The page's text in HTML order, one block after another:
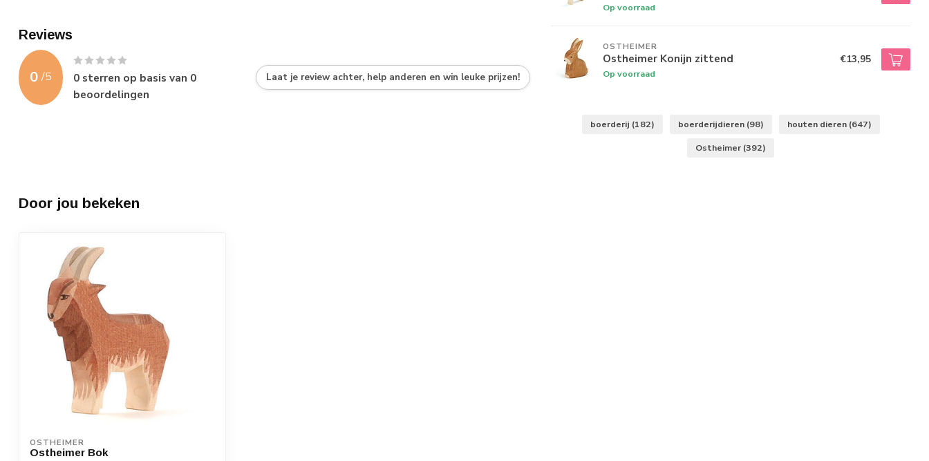
Reviews
0 /5 0 sterren op basis van 0
beoordelingen
Laat je review achter, help anderen en win leuke prijzen!
Op voorraad
OSTHEIMER
Ostheimer Konijn zittend
Op voorraad
€13,95
boerderij (182) boerderijdieren (98) houten dieren (647)
Ostheimer (392)
Door jou bekeken
OSTHEIMER
Ostheimer Bok